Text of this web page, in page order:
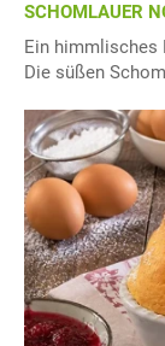
SCHOMLAUER
Ein himmlisches
Die süßen